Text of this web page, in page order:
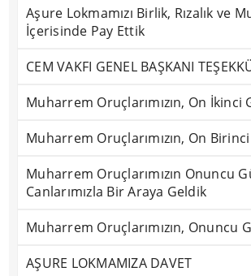
Aşure Lokmamızı Birlik, Rızalık ve
İçerisinde Pay Ettik
CEM VAKFI GENEL BAŞKANI
Muharrem Oruçlarımızın, On İkinci
Muharrem Oruçlarımızın, On
Muharrem Oruçlarımızın Onuncu
Canlarımızla Bir Araya Geldik
Muharrem Oruçlarımızın, Onuncu
AŞURE LOKMAMIZA DAVET